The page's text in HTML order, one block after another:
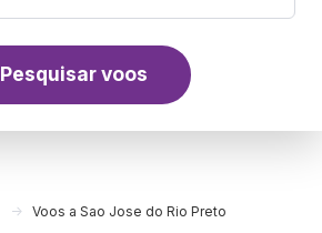
Pesquisar voos
Voos a Sao Jose do Rio Preto